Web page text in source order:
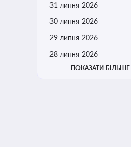
31 липня 2026
30 липня 2026
29 липня 2026
28 липня 2026
ПОКАЗАТИ БІЛЬШЕ